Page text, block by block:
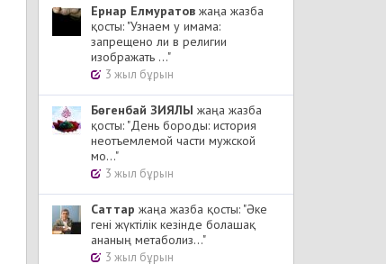
Ернар Елмуратов жаңа жазба
қосты: "Узнаем у имама:
запрещено ли в религии
изображать ..."
3 жыл бұрын
Бөгенбай ЗИЯЛЫ жаңа жазба
қосты: "День бороды: история
неотъемлемой части мужской
мо..."
3 жыл бұрын
Cаттар жаңа жазба қосты: "Әке
гені жүктілік кезінде болашақ
ананың метаболиз..."
3 жыл бұрын